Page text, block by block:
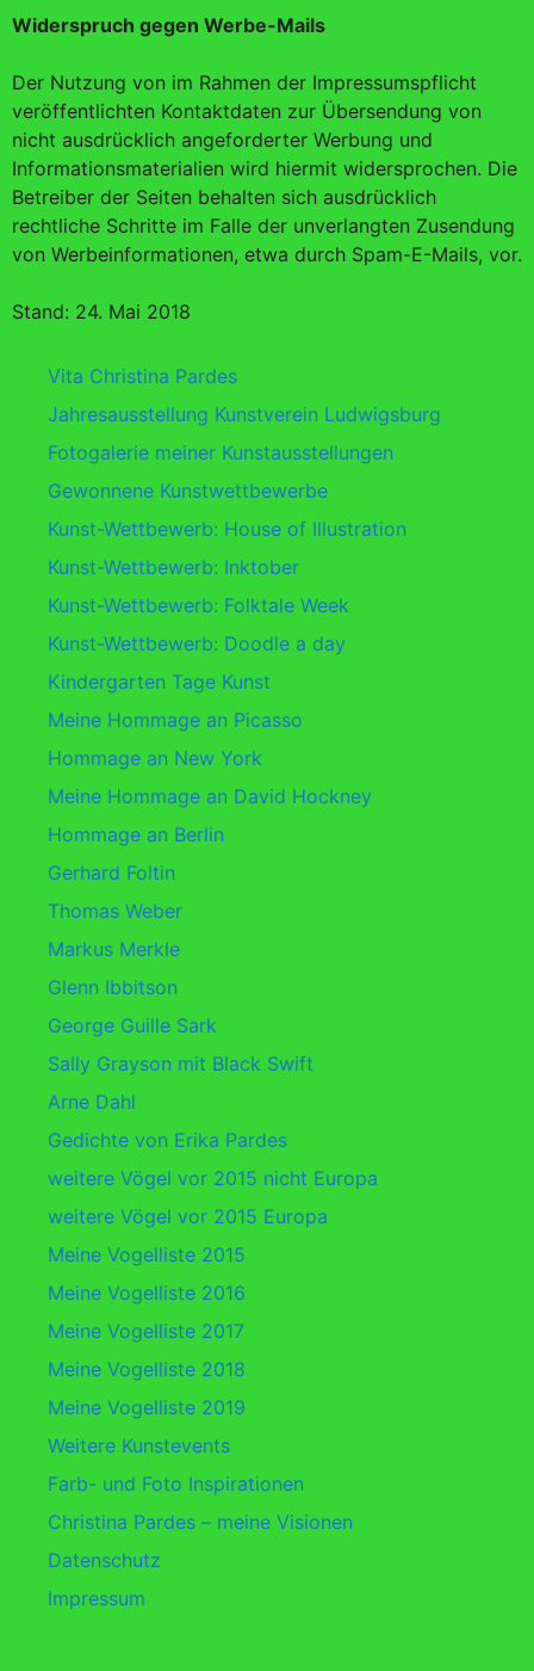
Widerspruch gegen Werbe-Mails
Der Nutzung von im Rahmen der Impressumspflicht
veröffentlichten Kontaktdaten zur Übersendung von
nicht ausdrücklich angeforderter Werbung und
Informationsmaterialien wird hiermit widersprochen. Die
Betreiber der Seiten behalten sich ausdrücklich
rechtliche Schritte im Falle der unverlangten Zusendung
von Werbeinformationen, etwa durch Spam-E-Mails, vor.
Stand: 24. Mai 2018
Vita Christina Pardes
Jahresausstellung Kunstverein Ludwigsburg
Fotogalerie meiner Kunstausstellungen
Gewonnene Kunstwettbewerbe
Kunst-Wettbewerb: House of Illustration
Kunst-Wettbewerb: Inktober
Kunst-Wettbewerb: Folktale Week
Kunst-Wettbewerb: Doodle a day
Kindergarten Tage Kunst
Meine Hommage an Picasso
Hommage an New York
Meine Hommage an David Hockney
Hommage an Berlin
Gerhard Foltin
Thomas Weber
Markus Merkle
Glenn Ibbitson
George Guille Sark
Sally Grayson mit Black Swift
Arne Dahl
Gedichte von Erika Pardes
weitere Vögel vor 2015 nicht Europa
weitere Vögel vor 2015 Europa
Meine Vogelliste 2015
Meine Vogelliste 2016
Meine Vogelliste 2017
Meine Vogelliste 2018
Meine Vogelliste 2019
Weitere Kunstevents
Farb- und Foto Inspirationen
Christina Pardes – meine Visionen
Datenschutz
Impressum